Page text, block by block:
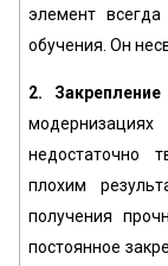
элемент
обучения. Он
2.
недостаточно
плохим
получения
постоянное